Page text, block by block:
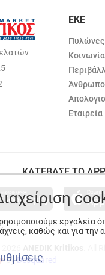
ΕΚΕ
Πυλώνες
Κοινωνία
Εταιρεία
ΚΑΤΕΒΑΣΕ ΤΟ APP
byDesquared
εργαλεία
καθώς και για την